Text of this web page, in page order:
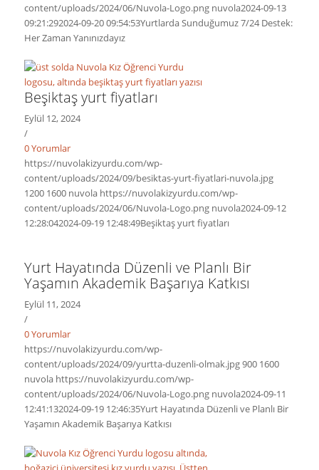
content/uploads/2024/06/Nuvola-Logo.png nuvola2024-09-13
09:21:292024-09-20 09:54:53Yurtlarda Sunduğumuz 7/24 Destek:
Her Zaman Yanınızdayız
Beşiktaş yurt fiyatları
Eylül 12, 2024
/
0 Yorumlar
https://nuvolakizyurdu.com/wp-
content/uploads/2024/09/besiktas-yurt-fiyatlari-nuvola.jpg
1200 1600 nuvola https://nuvolakizyurdu.com/wp-
content/uploads/2024/06/Nuvola-Logo.png nuvola2024-09-12
12:28:042024-09-19 12:48:49Beşiktaş yurt fiyatları
Yurt Hayatında Düzenli ve Planlı Bir
Yaşamın Akademik Başarıya Katkısı
Eylül 11, 2024
/
0 Yorumlar
https://nuvolakizyurdu.com/wp-
content/uploads/2024/09/yurtta-duzenli-olmak.jpg900 1600
nuvola https://nuvolakizyurdu.com/wp-
content/uploads/2024/06/Nuvola-Logo.png nuvola2024-09-11
12:41:132024-09-19 12:46:35Yurt Hayatında Düzenli ve Planlı Bir
Yaşamın Akademik Başarıya Katkısı